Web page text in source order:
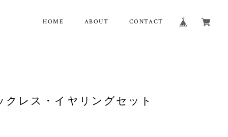
HOME ABOUT CONTACT
クレス・イヤリングセット